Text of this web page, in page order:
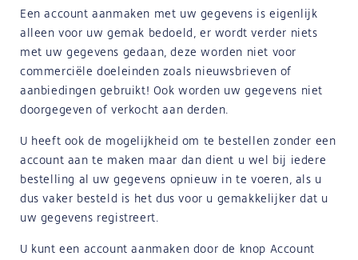
Een account aanmaken met uw gegevens is eigenlijk
alleen voor uw gemak bedoeld, er wordt verder niets
met uw gegevens gedaan, deze worden niet voor
commerciële doeleinden zoals nieuwsbrieven of
aanbiedingen gebruikt! Ook worden uw gegevens niet
doorgegeven of verkocht aan derden.
U heeft ook de mogelijkheid om te bestellen zonder een
account aan te maken maar dan dient u wel bij iedere
bestelling al uw gegevens opnieuw in te voeren, als u
dus vaker besteld is het dus voor u gemakkelijker dat u
uw gegevens registreert.
U kunt een account aanmaken door de knop Account